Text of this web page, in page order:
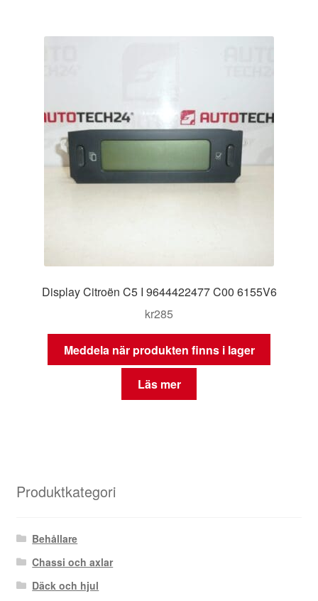
Display Citroën C5 I 9644422477 C00 6155V6
kr285
Meddela när produkten finns i lager
Läs mer
Produktkategori
Behållare
Chassi och axlar
Däck och hjul